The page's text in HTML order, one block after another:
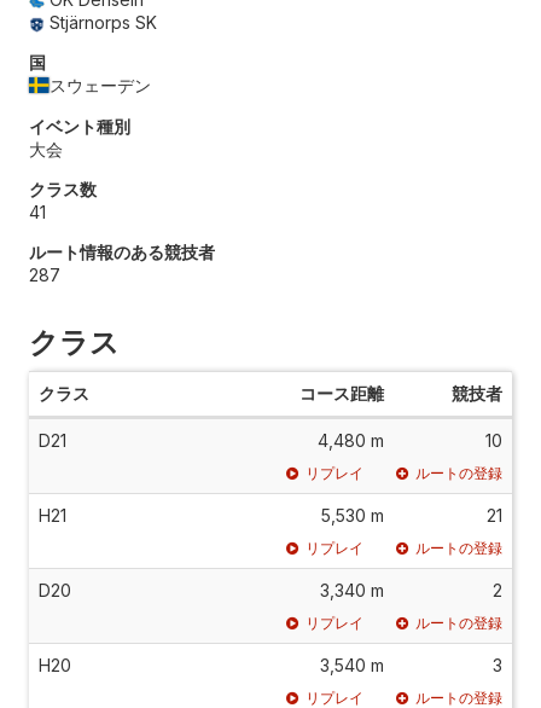
Stjärnorps SK
国
スウェーデン
イベント種別
大会
クラス数
41
ルート情報のある競技者
287
クラス
クラス コース距離 競技者
D21 4,480 m 10
リプレイ ルートの登録
H21 5,530 m 21
リプレイ ルートの登録
D20 3,340 m 2
リプレイ ルートの登録
H20 3,540 m 3
リプレイ ルートの登録